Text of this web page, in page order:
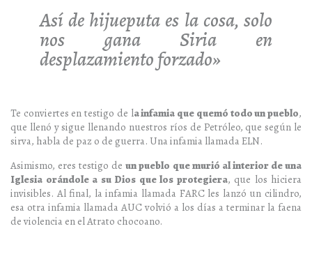
Así de hijueputa es la cosa, solo
nos gana Siria en
desplazamiento forzado»
Te conviertes en testigo de la infamia que quemó todo un pueblo,
que llenó y sigue llenando nuestros ríos de Petróleo, que según le
sirva, habla de paz o de guerra. Una infamia llamada ELN.
Asimismo, eres testigo deun pueblo que murió al interior de una
Iglesia orándole a su Dios que los protegiera, que los hiciera
invisibles. Al final, la infamia llamada FARC les lanzó un cilindro,
esa otra infamia llamada AUC volvió a los días a terminar la faena
de violencia en el Atrato chocoano.